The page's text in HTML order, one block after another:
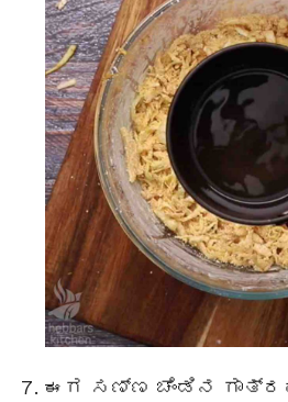
ಈಗ ಸಣ್ಣ ಚೆಂಡಿನ